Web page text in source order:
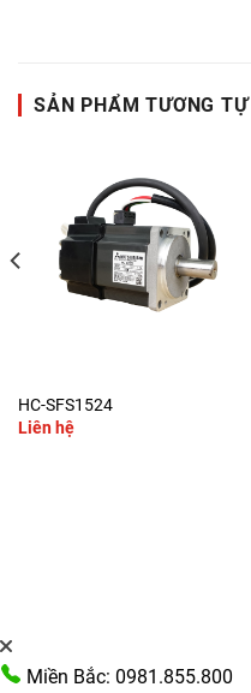
SẢN PHẨM TƯƠNG TỰ
HC-SFS1524
Liên hệ
Miền Bắc: 0981.855.800